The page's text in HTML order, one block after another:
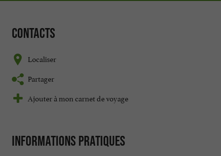
Contacts
Localiser
Partager
Ajouter à mon carnet de voyage
Informations pratiques